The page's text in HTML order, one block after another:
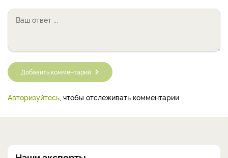
Добавить комментарий
Авторизуйтесь, чтобы отслеживать комментарии.